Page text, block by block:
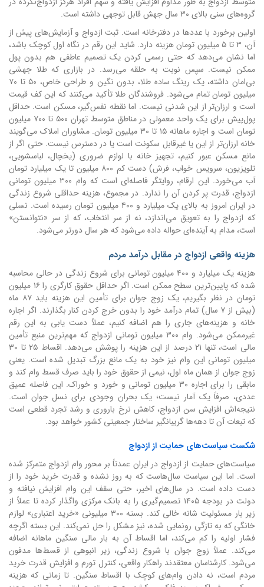
گروه‌های سنی بالای ۳۰ سال جهش قابل توجهی داشته است.
اولین برخورد با عددها در دفترخانه است. ثبت ازدواج و آزمایش‌های پیش از
آن، ۳ تا ۵ میلیون تومان هزینه دارد. شاید این رقم در نگاه اول کوچک باشد،
اما نشان می‌دهد که حتی رسمی کردن یک تصمیم عاطفی هم بدون پول
ممکن نیست. سپس نوبت به حلقه می‌رسد. در بازاری که طلا جهشی
بی‌امان داشته، یک رینگ ساده طلا، بدون نگین و طراحی خاص، ۵۰ تا ۷۰
میلیون تومان تمام می‌شود. فروشندگان طلا تأکید می‌کنند که این کف قیمت
است و ارزان‌تر از این شدنی نیست. اما نقطه نفس‌گیر، مسکن است. حداقل
پول‌پیش برای یک واحد معمولی در مناطق متوسط تهران ۵۰۰ تا ۷۰۰ میلیون
تومان است و اجاره ماهانه ۱۵ تا ۳۰ میلیون تومان. مشاوران املاک می‌گویند
خانه ارزان‌تر از این یا غیرقابل سکونت است یا در دسترس نیست.حتی اگر از
مانع مسکن عبور کنیم، تجهیز خانه با لوازم ضروری (یخچال، لباسشویی،
تلویزیون، سرویس خواب، فرش) دست کم ۸۰۰ میلیون تا یک میلیارد تومان
آب می‌خورد. این ارقام، روایتگر فاصله‌ای است که وام ۳۰۰ میلیون تومانی
ازدواج، قدرت پر کردن آن را ندارد. در مجموع، هزینه حداقلی شروع زندگی
در ایران امروز به بالای یک میلیارد و ۴۰۰ میلیون تومان رسیده است. نسلی
که ازدواج را به تعویق می‌اندازد، نه از سر انتخاب، که از سر «نتوانستن»
است، مدام به آینده‌ای حواله داده می‌شود که هر سال دورتر می‌شود.
هزینه واقعی ازدواج در مقابل درآمد مردم
هزینه یک میلیارد و ۴۰۰ میلیون تومانی برای شروع زندگی در حالی محاسبه
شده که پایین‌ترین سطح ممکن است. اگر حداقل حقوق کارگری را ۱۶ میلیون
تومان در نظر بگیریم، یک زوج جوان برای تأمین این هزینه باید ۸۷ ماه
(بیش از ۷ سال) تمام درآمد خود را بدون خرج کردن کنار بگذارند. اگر اجاره
خانه و هزینه‌های جاری را هم اضافه کنیم، عملاً دست یابی به این رقم
غیرممکن می‌شود. وام ۳۰۰ میلیون تومانی ازدواج که مهم‌ترین منبع تأمین
مالی است، تنها ۲۱ درصد از این هزینه را پوشش می‌دهد. اقساط ۲۵ تا ۳۰
میلیون تومانی این وام نیز خود به یک مانع بزرگ تبدیل شده است. یعنی
زوج جوان از همان ماه اول، نیمی از حقوق خود را باید صرف قسط وام کند و
مابقی را برای اجاره ۳۰ میلیون تومانی و خورد و خوراک. این فاصله عمیق
عددی، صرفاً یک آمار نیست؛ یک بحران وجودی برای نسل جوان است.
نتیجه‌اش افزایش سن ازدواج، کاهش نرخ باروری و رشد تجرد قطعی است
که تبعات آن تا دهه‌ها گریبانگیر ساختار جمعیتی کشور خواهد بود.
شکست سیاست‌های حمایت از ازدواج
سیاست‌های حمایت از ازدواج در ایران عمدتاً بر محور وام ازدواج متمرکز شده
است. اما این سیاست سال‌هاست که به روز نشده و قدرت خرید خود را از
دست داده است. در سال‌های اخیر، حتی سقف این وام افزایش نیافته و
دولت در بودجه ۱۴۰۵ تصمیم‌گیری را به بانک مرکزی واگذار کرده تا عملاً از
زیر بار مسئولیت شانه خالی کند. بسته ۳۰۰ میلیونی «خرید اعتباری» لوازم
خانگی که به تازگی رونمایی شده، نیز مشکل را حل نمی‌کند. این بسته اگرچه
فشار اولیه را کم می‌کند، اما اقساط آن به بار مالی سنگین ماهانه اضافه
می‌کند. عملاً زوج جوان با شروع زندگی، زیر انبوهی از قسط‌ها مدفون
می‌شود. کارشناسان معتقدند راهکار واقعی، کنترل تورم و افزایش قدرت خرید
مردم است، نه دادن وام‌های کوچک با اقساط سنگین. تا زمانی که هزینه